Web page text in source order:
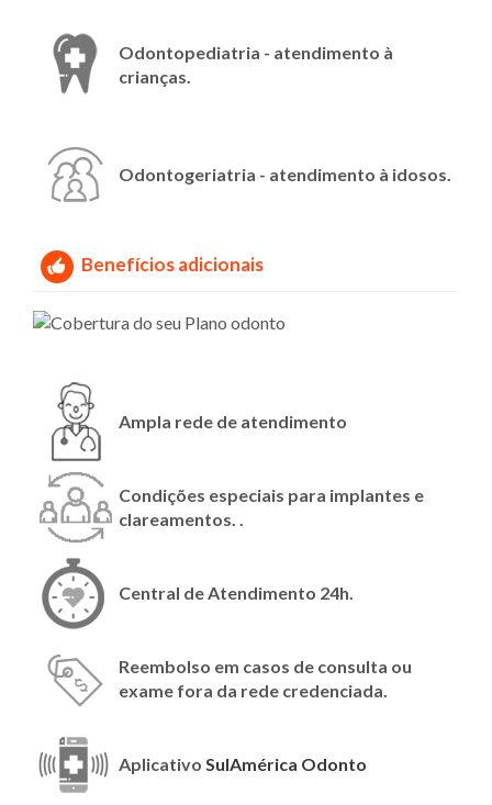
Odontopediatria - atendimento à
crianças.
Odontogeriatria - atendimento à idosos.
Benefícios adicionais
Ampla rede de atendimento
Condições especiais para implantes e
clareamentos. .
Central de Atendimento 24h.
Reembolso em casos de consulta ou
exame fora da rede credenciada.
Aplicativo SulAmérica Odonto